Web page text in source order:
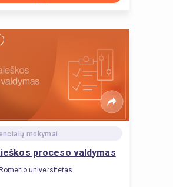
mokymai
proceso valdymas
universitetas